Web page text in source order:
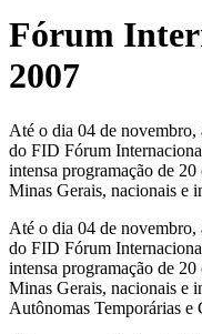
Fórum
2007
Até o dia 04 de novembro,
do FID Fórum
intensa programação de
Minas Gerais, nacionais e
Até o dia 04 de novembro,
do FID Fórum
intensa programação de
Minas Gerais, nacionais e
Autônomas Temporárias e